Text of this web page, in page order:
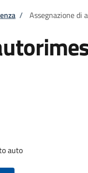
/ Assegnazione di
auto